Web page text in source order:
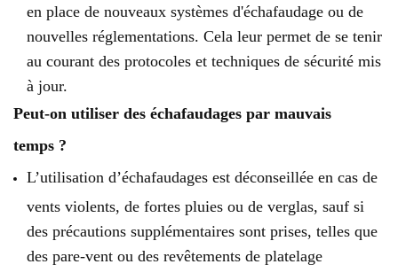
en place de nouveaux systèmes d'échafaudage ou de
nouvelles réglementations. Cela leur permet de se tenir
au courant des protocoles et techniques de sécurité mis
à jour.
Peut-on utiliser des échafaudages par mauvais
temps ?
L’utilisation d’échafaudages est déconseillée en cas de
vents violents, de fortes pluies ou de verglas, sauf si
des précautions supplémentaires sont prises, telles que
des pare-vent ou des revêtements de platelage